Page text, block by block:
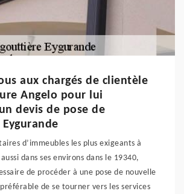
aux chargés de clientèle
Angelo pour lui
devis de pose de
d’immeubles les plus exigeants à
dans ses environs dans le 19340,
de procéder à une pose de nouvelle
de se tourner vers les services